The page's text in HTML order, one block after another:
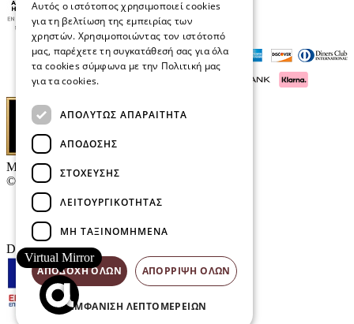
Μαρκάκης Οπτικά
© 2026
Επικοινωνία
E-Volution Awards
Designed & developed by
Virtual Mirror
Αυτός ο ιστότοπος χρησιμοποιεί cookies
για τη βελτίωση της εμπειρίας των
χρηστών. Χρησιμοποιώντας τον ιστότοπό
μας, παρέχετε τη συγκατάθεσή σας για όλα
τα cookies σύμφωνα με την Πολιτική μας
για τα cookies.
ΑΠΟΛΎΤΩΣ ΑΠΑΡΑΊΤΗΤΑ
ΑΠΌΔΟΣΗΣ
ΣΤΌΧΕΥΣΗΣ
ΛΕΙΤΟΥΡΓΙΚΌΤΗΤΑΣ
ΜΗ ΤΑΞΙΝΟΜΗΜΈΝΑ
ΑΠΟΔΟΧΉ ΌΛΩΝ ΑΠΌΡΡΙΨΗ ΌΛΩΝ
ΕΜΦΆΝΙΣΗ ΛΕΠΤΟΜΕΡΕΙΏΝ